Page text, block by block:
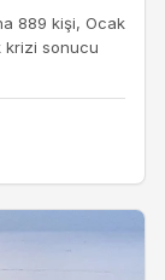
889 kişi, Ocak
krizi sonucu